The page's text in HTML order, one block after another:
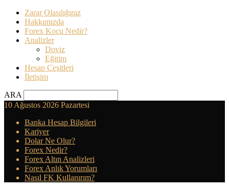
Zarar Olasılığınız
Hakkımızda
Forex Koçu Nedir?
Analizler
Doviz
Eğitim
Hesap Çeşitleri
İletişim
ARA
10 Ağustos 2026 Pazartesi
Banka Hesap Bilgileri
Kariyer
Dolar Ne Olur?
Forex Nedir?
Forex Altın Analizleri
Forex Anlık Yorumları
Nasıl FK Kullanırım?